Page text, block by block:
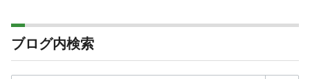
ブログ内検索